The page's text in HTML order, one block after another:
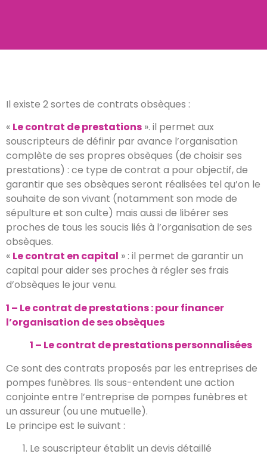
Il existe 2 sortes de contrats obsèques :
« Le contrat de prestations ». il permet aux
souscripteurs de définir par avance l’organisation
complète de ses propres obsèques (de choisir ses
prestations) : ce type de contrat a pour objectif, de
garantir que ses obsèques seront réalisées tel qu’on le
souhaite de son vivant (notamment son mode de
sépulture et son culte) mais aussi de libérer ses
proches de tous les soucis liés à l’organisation de ses
obsèques.
« Le contrat en capital » : il permet de garantir un
capital pour aider ses proches à régler ses frais
d’obsèques le jour venu.
1 – Le contrat de prestations : pour financer
l’organisation de ses obsèques
1 – Le contrat de prestations personnalisées
Ce sont des contrats proposés par les entreprises de
pompes funèbres. Ils sous-entendent une action
conjointe entre l’entreprise de pompes funèbres et
un assureur (ou une mutuelle).
Le principe est le suivant :
Le souscripteur établit un devis détaillé